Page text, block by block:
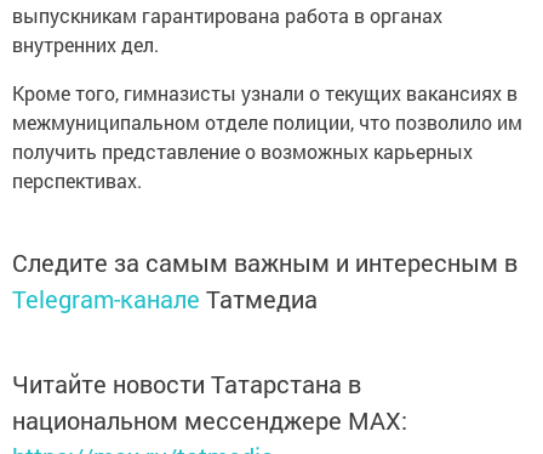
выпускникам гарантирована работа в органах
внутренних дел.
Кроме того, гимназисты узнали о текущих вакансиях в
межмуниципальном отделе полиции, что позволило им
получить представление о возможных карьерных
перспективах.
Следите за самым важным и интересным в
Telegram-канале Татмедиа
Читайте новости Татарстана в
национальном мессенджере MАХ: